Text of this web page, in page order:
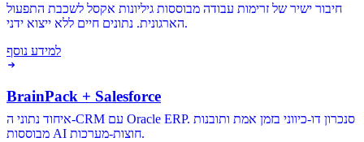
חיבור ישיר של זרימות עבודה מבוססות גיליונות אקסל לשכבת התפעול
הארגונית. נתונים חיים ללא ייצוא ידני.
למידע נוסף
BrainPack + Salesforce
איחוד נתוני ה-CRM עם Oracle ERP. סנכרון דו-כיווני בזמן אמת ותובנות
מבוססות AI חוצות-מערכות.